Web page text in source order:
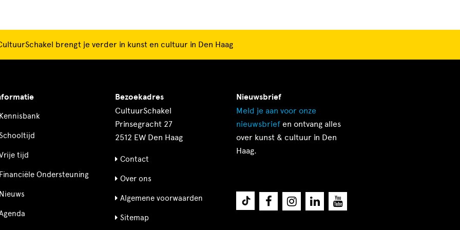
brengt je verder in kunst en cultuur in Den Haag
tijd
Ondersteuning
Bezoekadres
CultuurSchakel
Prinsegracht 27
2512 EW Den Haag
Contact
Over ons
Algemene voorwaarden
Sitemap
Nieuwsbrief
Meld je aan voor onze
nieuwsbrief en ontvang alles
over kunst & cultuur in Den
Haag.